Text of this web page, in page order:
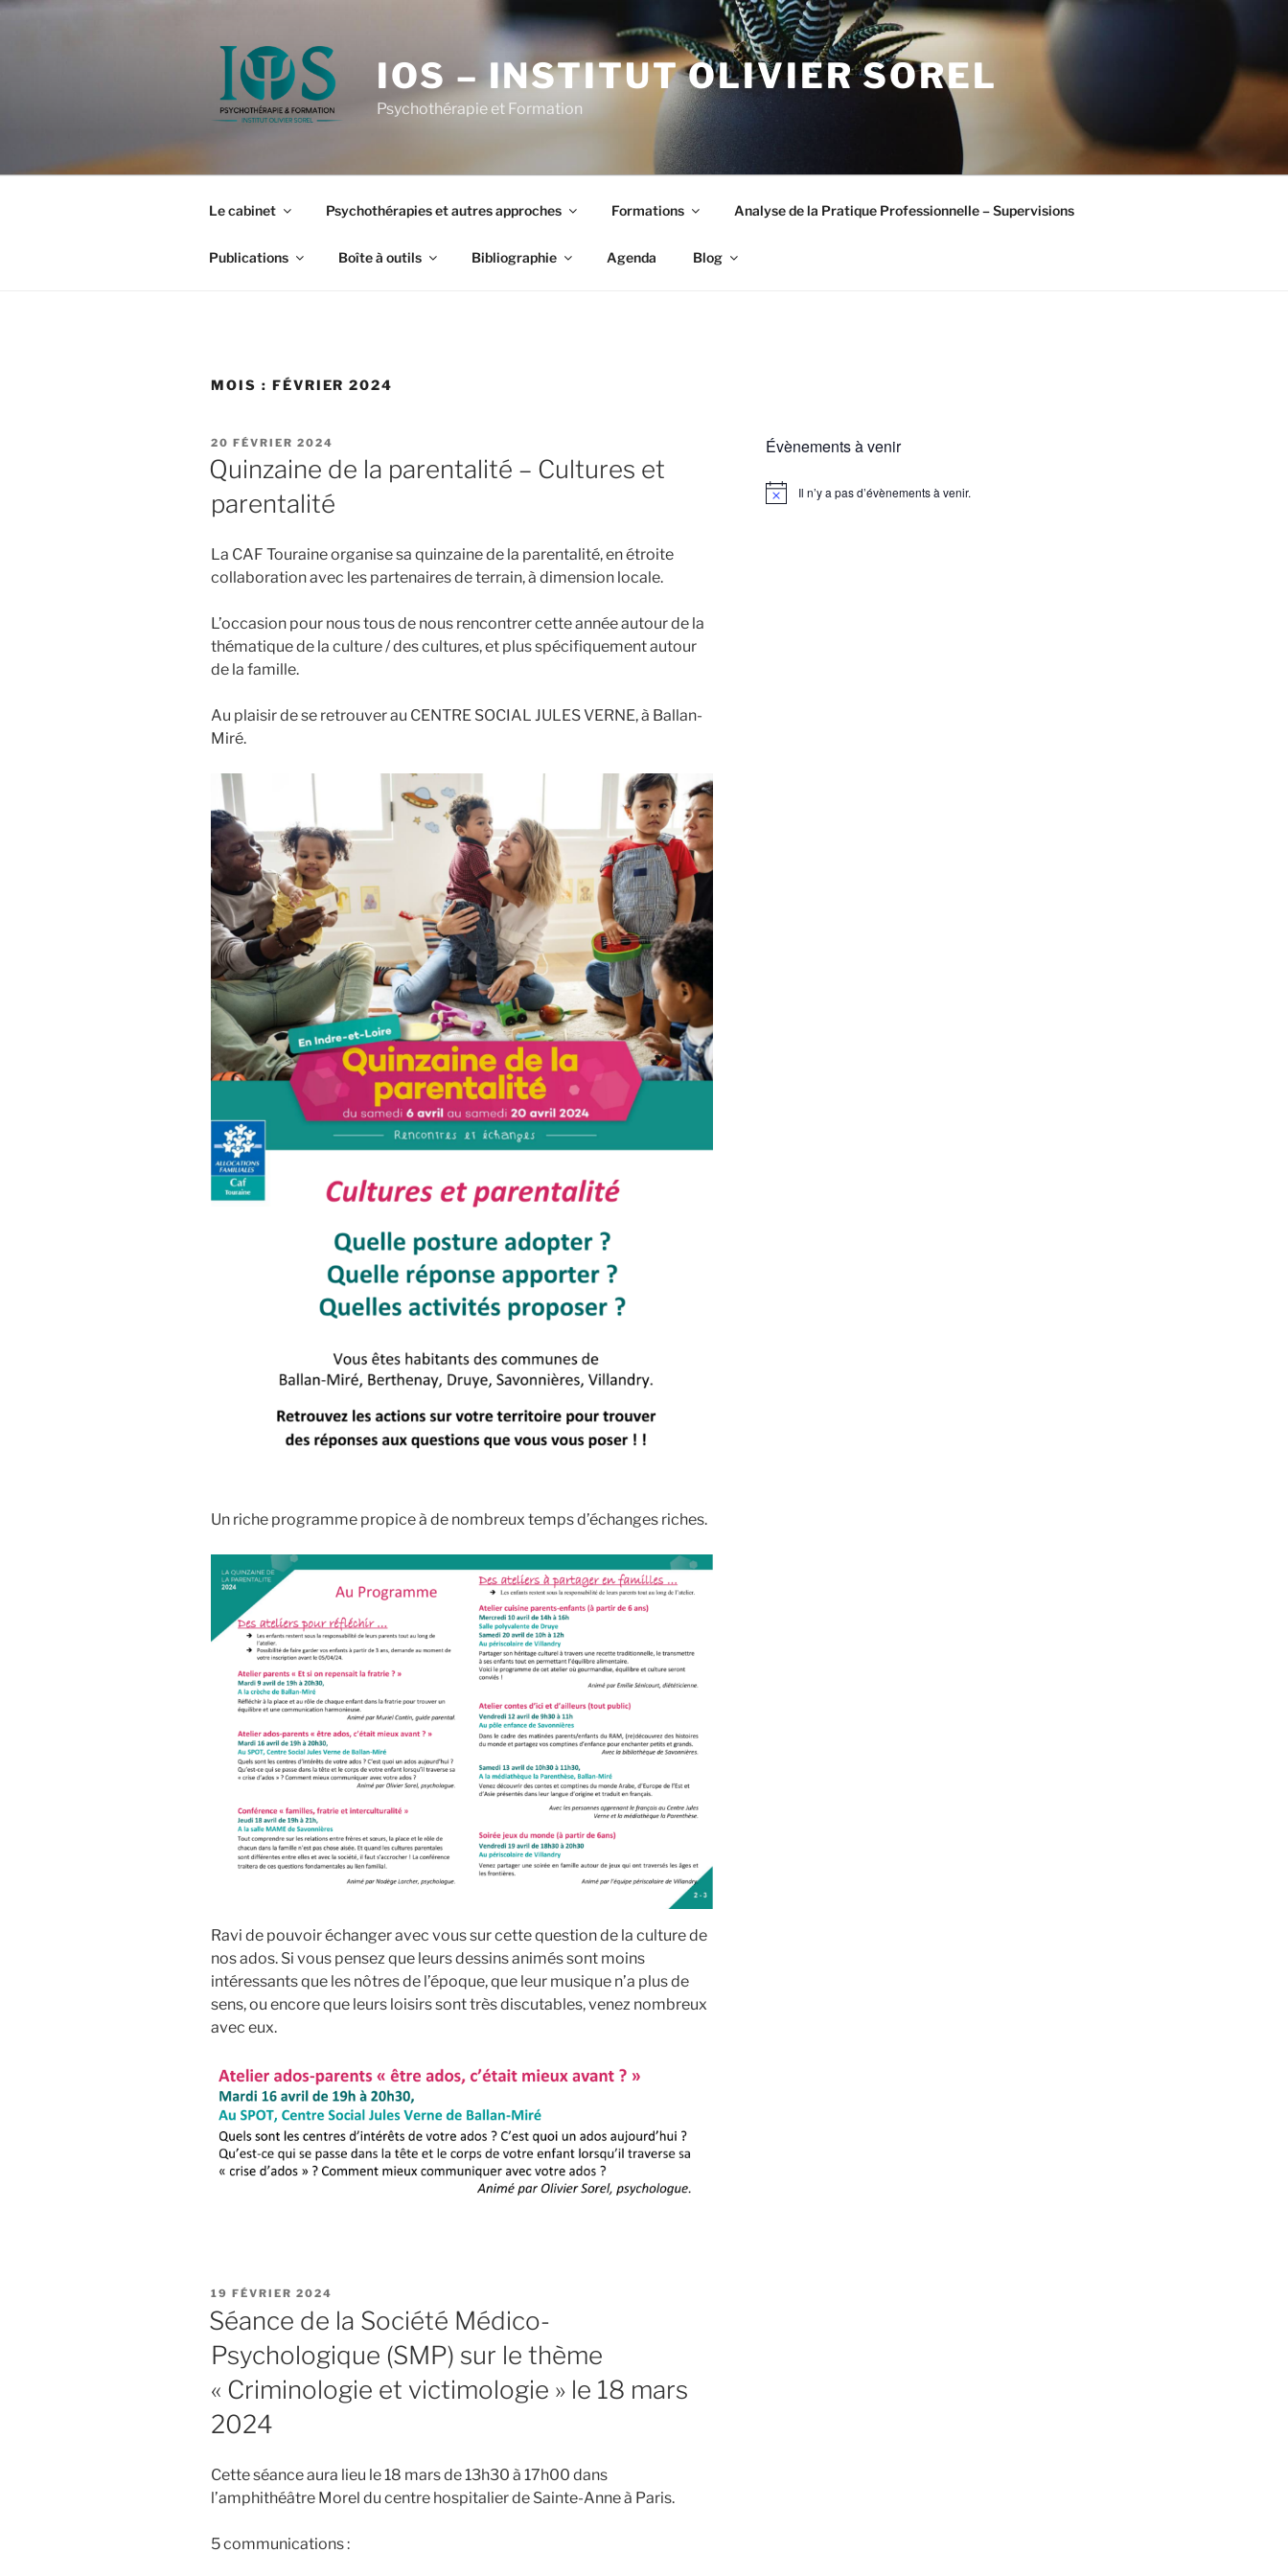
Aller
IOS – INSTITUT OLIVIER SOREL
Psychothérapie et Formation
Le cabinet Psychothérapies et autres approches Formations Analyse de la Pratique Professionnelle – Supervisions
Publications Boîte à outils Bibliographie Agenda Blog
MOIS : FÉVRIER 2024
PUBLIÉ
LE
20 FÉVRIER 2024
Quinzaine de la parentalité – Cultures et
parentalité
La CAF Touraine organise sa quinzaine de la parentalité, en étroite
collaboration avec les partenaires de terrain, à dimension locale.
L’occasion pour nous tous de nous rencontrer cette année autour de la
thématique de la culture / des cultures, et plus spécifiquement autour
de la famille.
Au plaisir de se retrouver au CENTRE SOCIAL JULES VERNE, à Ballan-
Miré.
Un riche programme propice à de nombreux temps d’échanges riches.
Ravi de pouvoir échanger avec vous sur cette question de la culture de
nos ados. Si vous pensez que leurs dessins animés sont moins
intéressants que les nôtres de l’époque, que leur musique n’a plus de
sens, ou encore que leurs loisirs sont très discutables, venez nombreux
avec eux.
PUBLIÉ
LE
19 FÉVRIER 2024
Séance de la Société Médico-
Psychologique (SMP) sur le thème
« Criminologie et victimologie » le 18 mars
2024
Cette séance aura lieu le 18 mars de 13h30 à 17h00 dans
l’amphithéâtre Morel du centre hospitalier de Sainte-Anne à Paris.
5 communications :
Évènements à venir
N
Il n’y a pas d’évènements à venir.